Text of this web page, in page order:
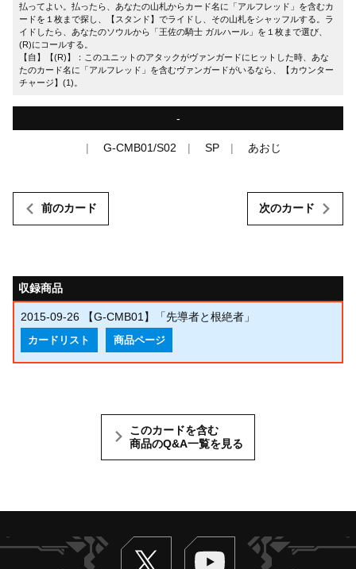
払ってよい。払ったら、あなたの山札からカード名に「アルフレッド」を含むカ
ードを１枚まで探し、【スタンド】でライドし、その山札をシャッフルする。ラ
イドしたら、あなたのソウルから「王佐の騎士 ガルハール」を１枚まで選び、
(R)にコールする。
【自】【(R)】：このユニットのアタックがヴァンガードにヒットした時、あな
たのカード名に「アルフレッド」を含むヴァンガードがいるなら、【カウンター
チャージ】(1)。
-
G-CMB01/S02 SP あおじ
前のカード 次のカード
収録商品
2015-09-26 【G-CMB01】「先導者と根絶者」
カードリスト 商品ページ
このカードを含む
商品のQ&A一覧を見る
Twitter ヴァンガードch